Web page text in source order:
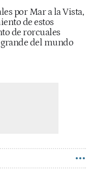
por Mar a la Vista,
de estos
de rorcuales
grande del mundo